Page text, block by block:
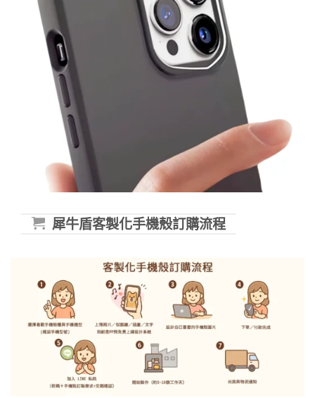
犀牛盾客製化手機殼訂購流程